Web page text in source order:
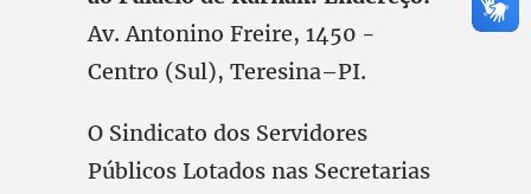
Av. Antonino Freire, 1450 -
Centro (Sul), Teresina–PI.
O Sindicato dos Servidores
Públicos Lotados nas Secretarias